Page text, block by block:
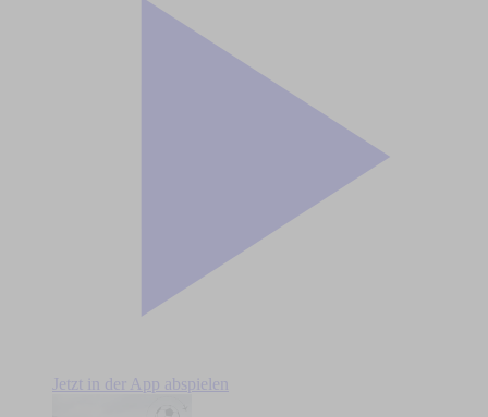
Jetzt in der App abspielen